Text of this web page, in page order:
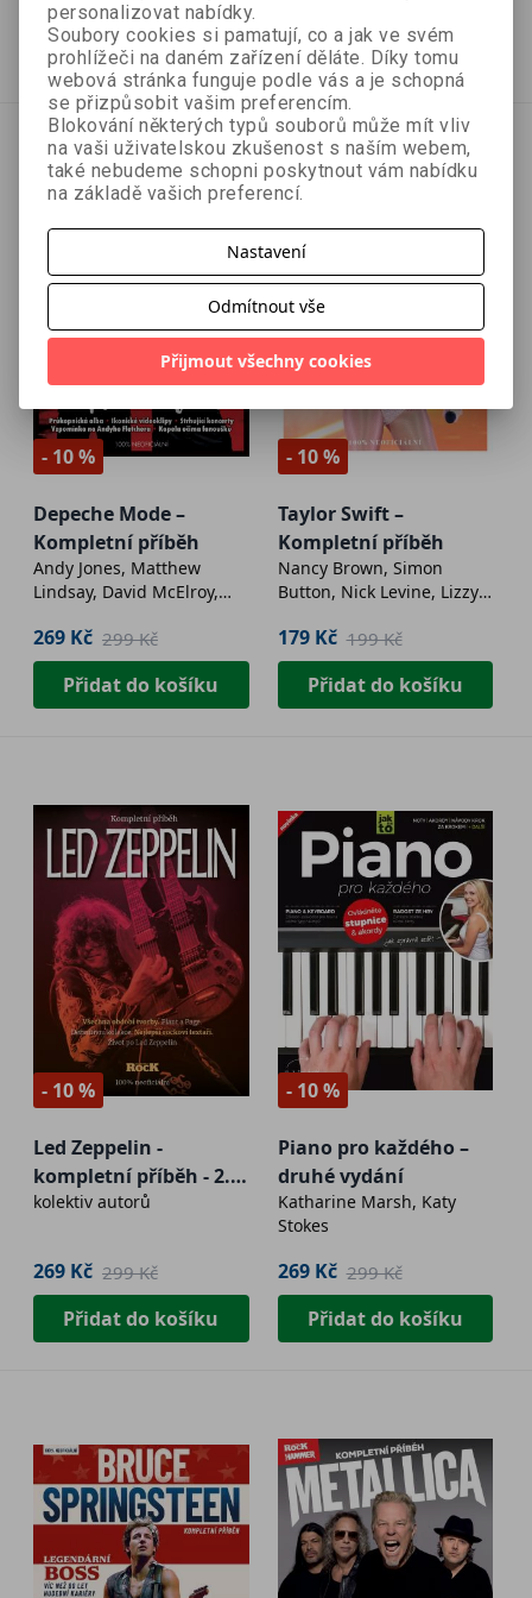
299 Kč
Přidat do košíku Přidat do košíku
- 10 %
Depeche Mode –
Kompletní příběh
Andy Jones, Matthew
Lindsay, David McElroy,
269 Kč 299 Kč
Přidat do košíku
- 10 %
Taylor Swift –
Kompletní příběh
Nancy Brown, Simon
Button, Nick Levine, Lizzy
179 Kč 199 Kč
Přidat do košíku
- 10 %
Led Zeppelin -
kompletní příběh - 2.
vydání
kolektiv autorů
269 Kč 299 Kč
Přidat do košíku
- 10 %
Piano pro každého –
druhé vydání
Katharine Marsh, Katy
Stokes
269 Kč 299 Kč
Přidat do košíku
personalizovat nabídky.
Soubory cookies si pamatují, co a jak ve svém
prohlížeči na daném zařízení děláte. Díky tomu
webová stránka funguje podle vás a je schopná
se přizpůsobit vašim preferencím.
Blokování některých typů souborů může mít vliv
na vaši uživatelskou zkušenost s naším webem,
také nebudeme schopni poskytnout vám nabídku
na základě vašich preferencí.
Nastavení
Odmítnout vše
Přijmout všechny cookies